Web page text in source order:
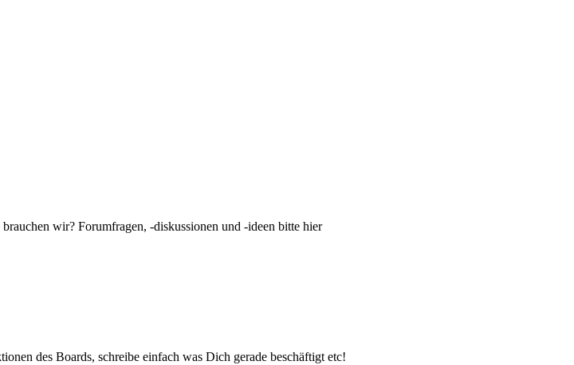
wir? Forumfragen, -diskussionen und -ideen bitte hier
des Boards, schreibe einfach was Dich gerade beschäftigt etc!